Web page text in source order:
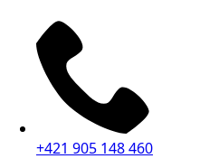
+421 905 148 460